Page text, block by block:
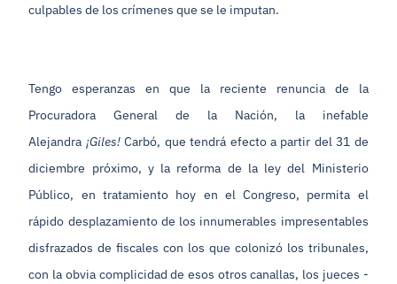
culpables de los crímenes que se le imputan.
Tengo esperanzas en que la reciente renuncia de la
Procuradora General de la Nación, la inefable
Alejandra ¡Giles!Carbó, que tendrá efecto a partir del 31 de
diciembre próximo, y la reforma de la ley del Ministerio
Público, en tratamiento hoy en el Congreso, permita el
rápido desplazamiento de los innumerables impresentables
disfrazados de fiscales con los que colonizó los tribunales,
con la obvia complicidad de esos otros canallas, los jueces -